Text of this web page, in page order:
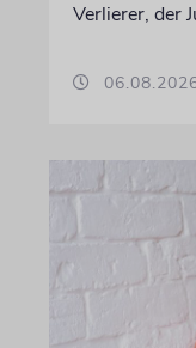
Verlierer, der